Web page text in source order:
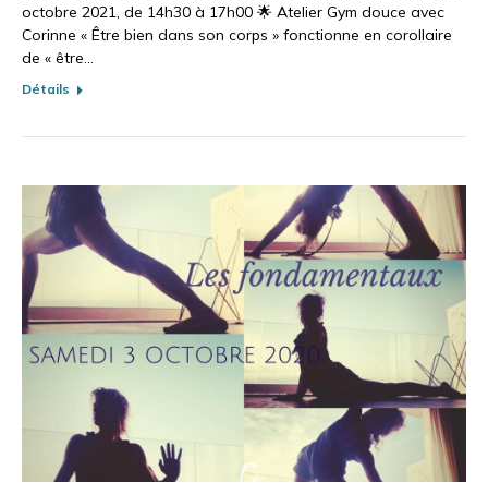
octobre 2021, de 14h30 à 17h00 🌟 Atelier Gym douce avec
Corinne « Être bien dans son corps » fonctionne en corollaire
de « être…
Détails